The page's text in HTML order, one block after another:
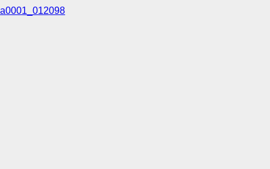
a0001_012098